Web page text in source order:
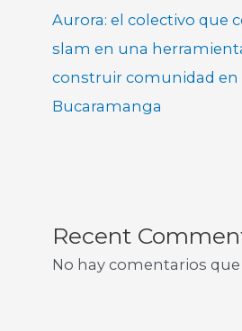
Aurora: el colectivo que
slam en una
construir comunidad en
Bucaramanga
Recent
No hay comentarios